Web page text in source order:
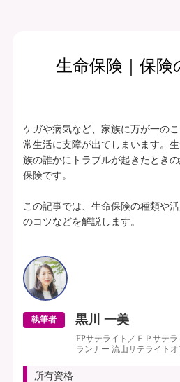
生命保険｜保険
ケガや病気など、家族に万が一の
常生活に支障が出てしまいます。
族の誰かにトラブルが起きたとき
保険です。
この記事では、生命保険の種類や
のコツなどを解説します。
執筆者 黒川 一美
FPサテライト／ＦＰサテ
ランナー 流山サテライト
所有資格